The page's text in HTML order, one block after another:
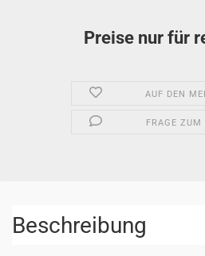
Preise nur für
AUF DEN
FRAGE ZUM
Beschreibung